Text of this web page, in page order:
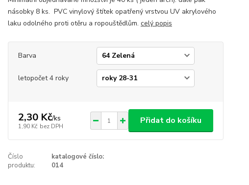
násobky 8 ks. PVC vinylový štítek opatřený vrstvou UV akrylového
laku odolného proti otěru a ropouštědlům. celý popis
Barva
letopočet 4 roky
2,30 Kč/ks
1,90 Kč bez DPH
Přidat do košíku
Číslo
produktu:
katalogové číslo:
014